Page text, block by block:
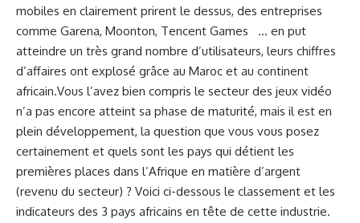
mobiles en clairement prirent le dessus, des entreprises
comme Garena, Moonton, Tencent Games … en put
atteindre un très grand nombre d’utilisateurs, leurs chiffres
d’affaires ont explosé grâce au Maroc et au continent
africain.Vous l’avez bien compris le secteur des jeux vidéo
n’a pas encore atteint sa phase de maturité, mais il est en
plein développement, la question que vous vous posez
certainement et quels sont les pays qui détient les
premières places dans l’Afrique en matière d’argent
(revenu du secteur) ? Voici ci-dessous le classement et les
indicateurs des 3 pays africains en tête de cette industrie.